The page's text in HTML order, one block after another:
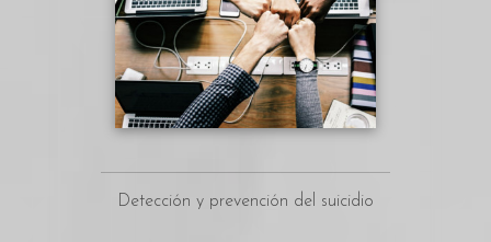
Detección y prevención del suicidio